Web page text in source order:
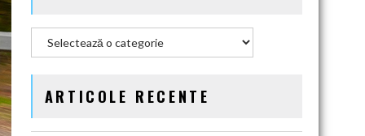
ARTICOLE RECENTE